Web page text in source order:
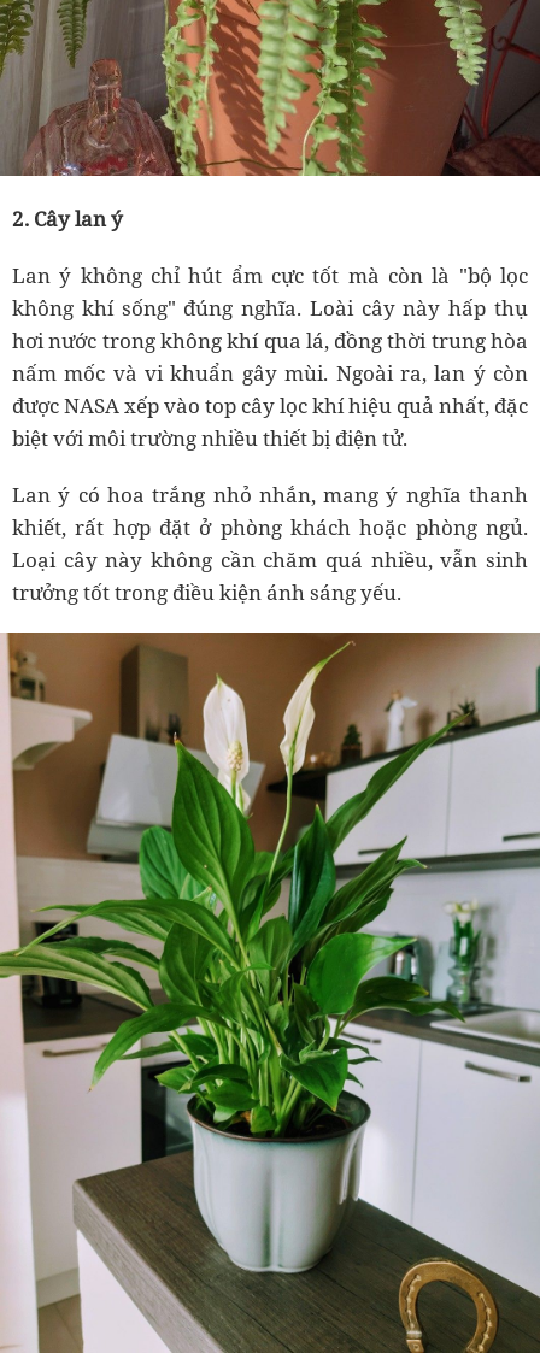
2. Cây lan ý
Lan ý không chỉ hút ẩm cực tốt mà còn là "bộ lọc
không khí sống" đúng nghĩa. Loài cây này hấp thụ
hơi nước trong không khí qua lá, đồng thời trung hòa
nấm mốc và vi khuẩn gây mùi. Ngoài ra, lan ý còn
được NASA xếp vào top cây lọc khí hiệu quả nhất, đặc
biệt với môi trường nhiều thiết bị điện tử.
Lan ý có hoa trắng nhỏ nhắn, mang ý nghĩa thanh
khiết, rất hợp đặt ở phòng khách hoặc phòng ngủ.
Loại cây này không cần chăm quá nhiều, vẫn sinh
trưởng tốt trong điều kiện ánh sáng yếu.